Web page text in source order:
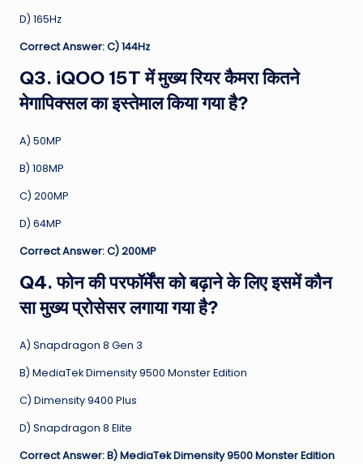
D) 165Hz
Correct Answer: C) 144Hz
Q3. iQOO 15T में मुख्य रियर कैमरा कितने
मेगापिक्सल का इस्तेमाल किया गया है?
A) 50MP
B) 108MP
C) 200MP
D) 64MP
Correct Answer: C) 200MP
Q4. फोन की परफॉर्मेंस को बढ़ाने के लिए इसमें कौन
सा मुख्य प्रोसेसर लगाया गया है?
A) Snapdragon 8 Gen 3
B) MediaTek Dimensity 9500 Monster Edition
C) Dimensity 9400 Plus
D) Snapdragon 8 Elite
Correct Answer: B) MediaTek Dimensity 9500 Monster Edition